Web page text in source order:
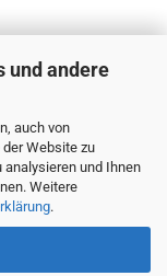
und andere
auch von
Website zu
und Ihnen
Weitere
.